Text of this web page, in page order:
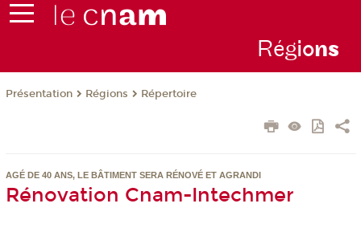
Régions
Présentation Régions Répertoire
AGÉ DE 40 ANS, LE BÂTIMENT SERA RÉNOVÉ ET AGRANDI
Rénovation Cnam-Intechmer